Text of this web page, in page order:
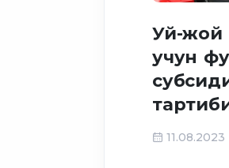
Уй-жой
учун
11.08.2023